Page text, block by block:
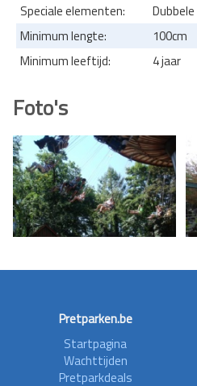
Speciale elementen:
Minimum lengte:
100cm
Minimum leeftijd:
4 jaar
Foto's
Pretparken.be
Startpagina
Wachttijden
Pretparkdeals